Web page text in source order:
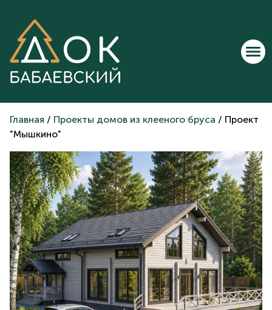
Главная / Проекты домов из клееного бруса / Проект
"Мышкино"